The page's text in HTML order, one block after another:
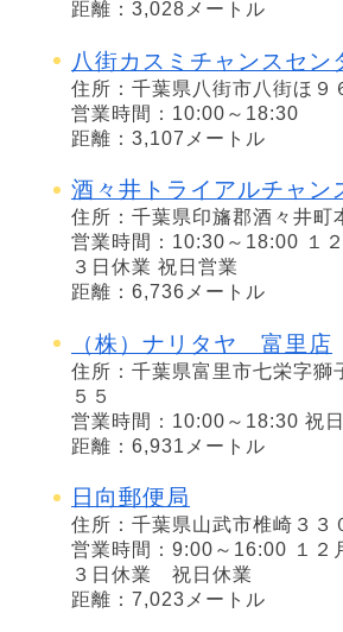
距離：3,028メートル
八街カスミチャンスセン
住所：千葉県八街市八街ほ９
営業時間：10:00～18:30
距離：3,107メートル
酒々井トライアルチャン
住所：千葉県印旛郡酒々井町
営業時間：10:30～18:00 １
３日休業 祝日営業
距離：6,736メートル
（株）ナリタヤ 富里店
住所：千葉県富里市七栄字獅
５５
営業時間：10:00～18:30 祝
距離：6,931メートル
日向郵便局
住所：千葉県山武市椎崎３３
営業時間：9:00～16:00 １２
３日休業 祝日休業
距離：7,023メートル